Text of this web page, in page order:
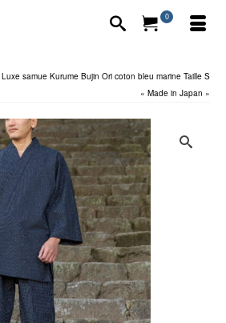
0
Luxe samue Kurume Bujin Ori coton bleu marine Taille S
« Made in Japan »